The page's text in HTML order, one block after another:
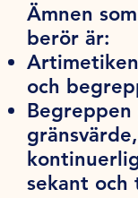
Ämnen
berör är:
och
Begreppen
sekant och